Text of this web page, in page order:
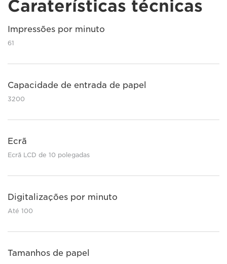
Caraterísticas técnicas
Impressões por minuto
61
Capacidade de entrada de papel
3200
Ecrã
Ecrã LCD de 10 polegadas
Digitalizações por minuto
Até 100
Tamanhos de papel